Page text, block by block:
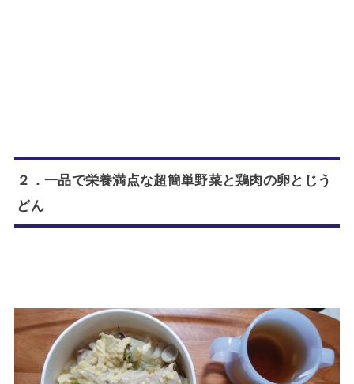
２．一品で栄養満点な超簡単野菜と鶏肉の卵とじう
どん